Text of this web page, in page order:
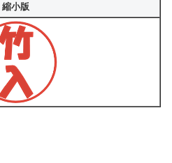
縮小版